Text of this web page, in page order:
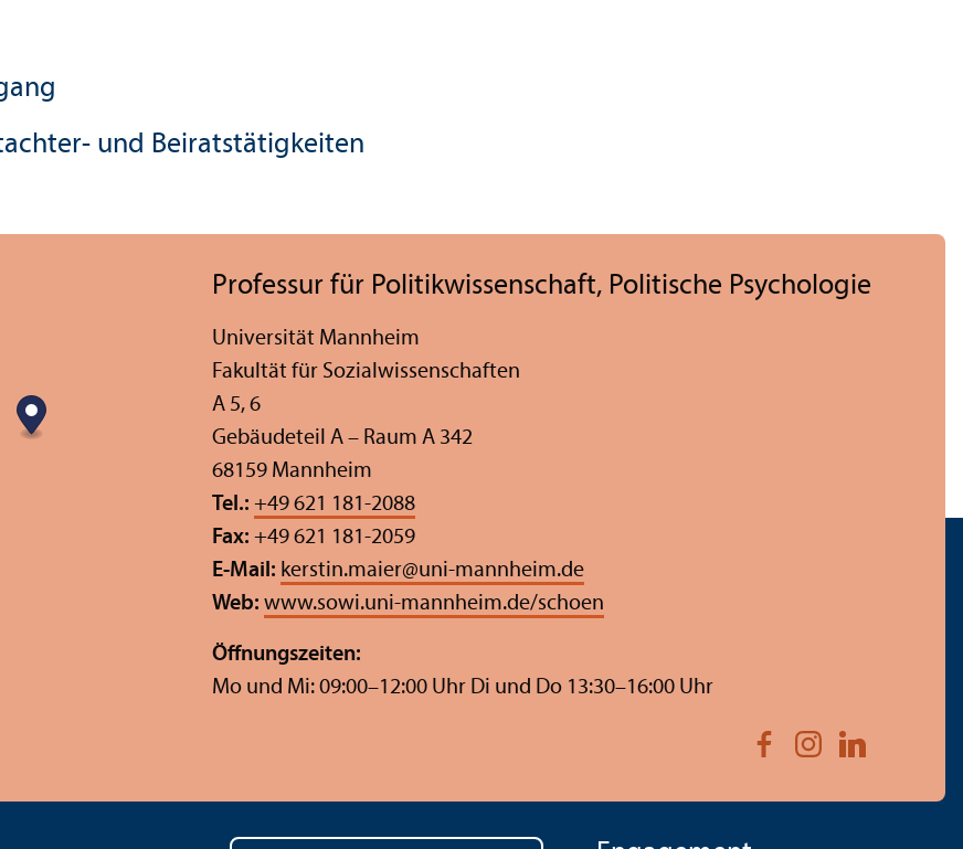
und Beirats­tätigkeiten
Professur für Politik­wissenschaft, Politische Psychologie
Universität Mannheim
Fakultät für Sozial­wissenschaften
A 5, 6
Gebäudeteil A – Raum A 342
68159 Mannheim
Tel.: +49 621 181-2088
Fax: +49 621 181-2059
E-Mail: kerstin.maier@uni-mannheim.de
Web: www.sowi.uni-mannheim.de/schoen
Öffnungs­zeiten:
Mo und Mi: 09:00–12:00 Uhr Di und Do 13:30–16:00 Uhr